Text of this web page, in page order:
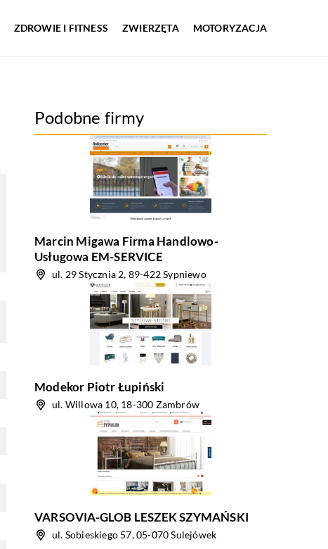
ZDROWIE I FITNESS ZWIERZĘTA MOTORYZACJA
Podobne firmy
Marcin Migawa Firma Handlowo-
Usługowa EM-SERVICE
ul. 29 Stycznia 2, 89-422 Sypniewo
Modekor Piotr Łupiński
ul. Willowa 10, 18-300 Zambrów
VARSOVIA-GLOB LESZEK SZYMAŃSKI
ul. Sobieskiego 57, 05-070 Sulejówek